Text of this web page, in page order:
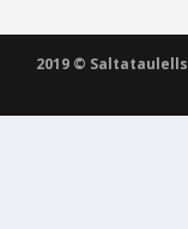
2019 © Saltataulells